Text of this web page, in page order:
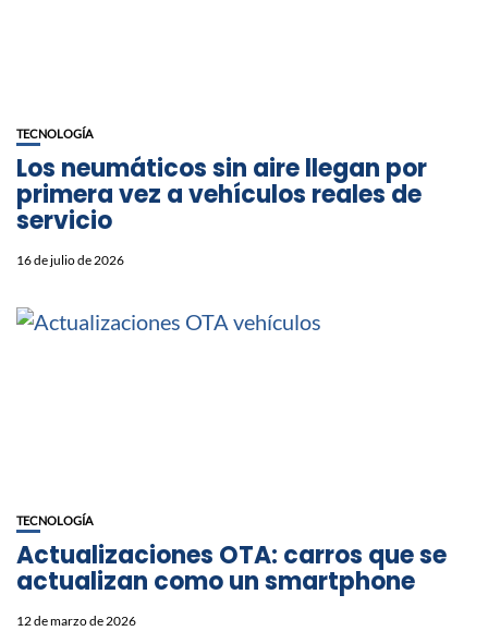
TECNOLOGÍA
Los neumáticos sin aire llegan por
primera vez a vehículos reales de
servicio
16 de julio de 2026
TECNOLOGÍA
Actualizaciones OTA: carros que se
actualizan como un smartphone
12 de marzo de 2026